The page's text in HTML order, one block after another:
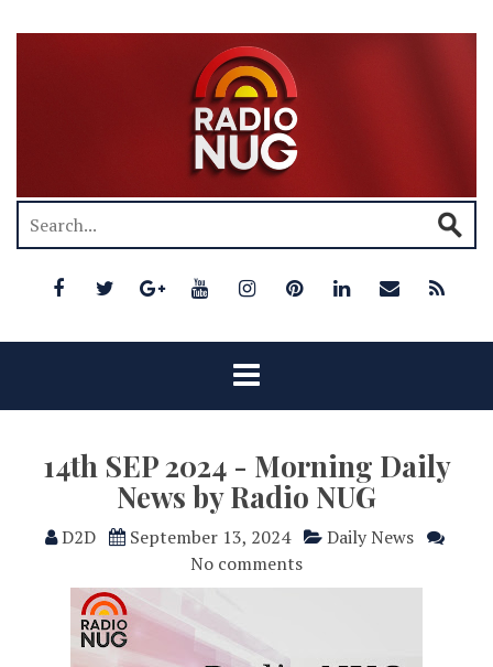
14th SEP 2024 - Morning Daily
News by Radio NUG
D2D September 13, 2024
Daily News
No comments